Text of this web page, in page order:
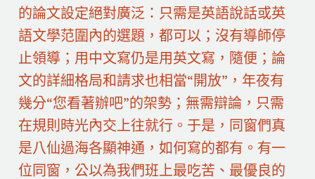
的論文設定絕對廣泛：只需是英語說話或英
語文學范圍內的選題，都可以；沒有導師停
止領導；用中文寫仍是用英文寫，隨便；論
文的詳細格局和請求也相當“開放”，年夜有
幾分“您看著辦吧”的架勢；無需辯論，只需
在規則時光內交上往就行。于是，同窗們真
是八仙過海各顯神通，如何寫的都有。有一
位同窗，公以為我們班上最吃苦、最優良的